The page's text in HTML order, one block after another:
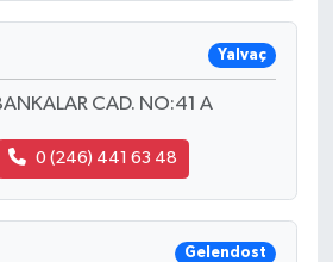
Yalvaç
CAD. NO:41 A
0 (246) 441 63 48
Gelendost